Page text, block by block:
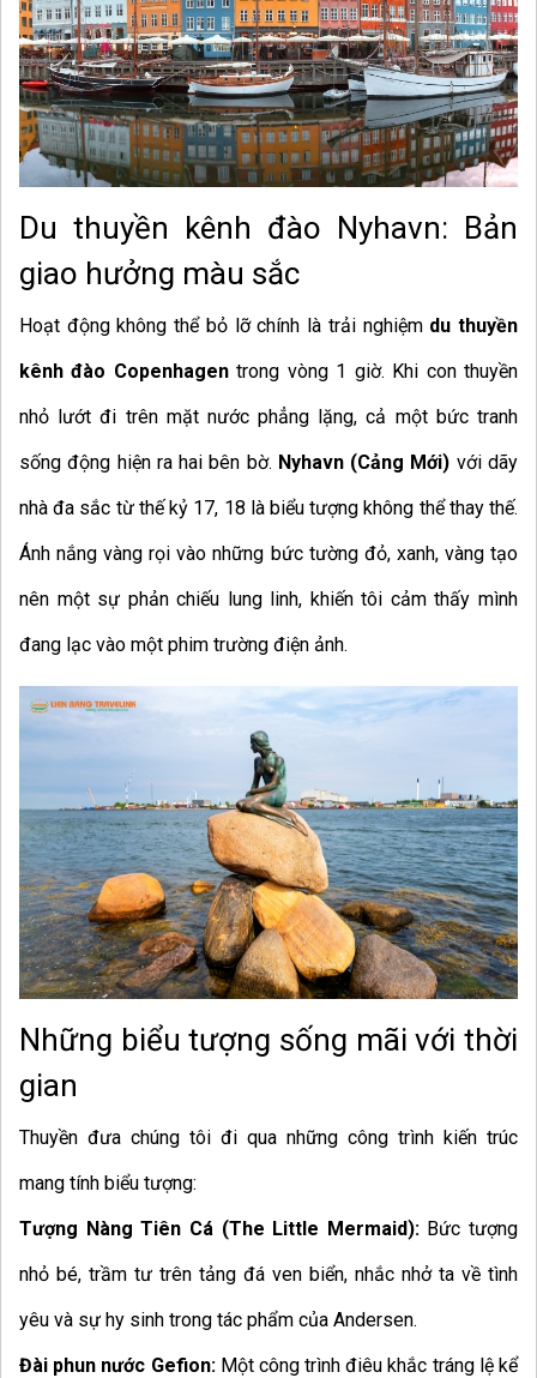
Du thuyền kênh đào Nyhavn: Bản
giao hưởng màu sắc
Hoạt động không thể bỏ lỡ chính là trải nghiệm du thuyền
kênh đào Copenhagentrong vòng 1 giờ. Khi con thuyền
nhỏ lướt đi trên mặt nước phẳng lặng, cả một bức tranh
sống động hiện ra hai bên bờ. Nyhavn (Cảng Mới) với dãy
nhà đa sắc từ thế kỷ 17, 18 là biểu tượng không thể thay thế.
Ánh nắng vàng rọi vào những bức tường đỏ, xanh, vàng tạo
nên một sự phản chiếu lung linh, khiến tôi cảm thấy mình
đang lạc vào một phim trường điện ảnh.
Những biểu tượng sống mãi với thời
gian
Thuyền đưa chúng tôi đi qua những công trình kiến trúc
mang tính biểu tượng:
Tượng Nàng Tiên Cá (The Little Mermaid):Bức tượng
nhỏ bé, trầm tư trên tảng đá ven biển, nhắc nhở ta về tình
yêu và sự hy sinh trong tác phẩm của Andersen.
Đài phun nước Gefion:Một công trình điêu khắc tráng lệ kể